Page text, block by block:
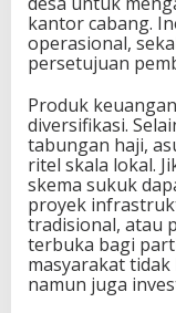
kantor cabang.
operasional,
persetujuan
Produk
diversifikasi.
tabungan haji,
ritel skala lokal.
skema sukuk
proyek
tradisional, atau
terbuka bagi
masyarakat
namun juga